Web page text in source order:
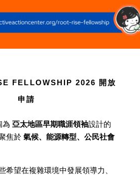
FELLOWSHIP 2026 開放
申請
為 亞太地區早期職涯領袖設計的
焦於 氣候、能源轉型、公民社會
希望在複雜環境中發展領導力、